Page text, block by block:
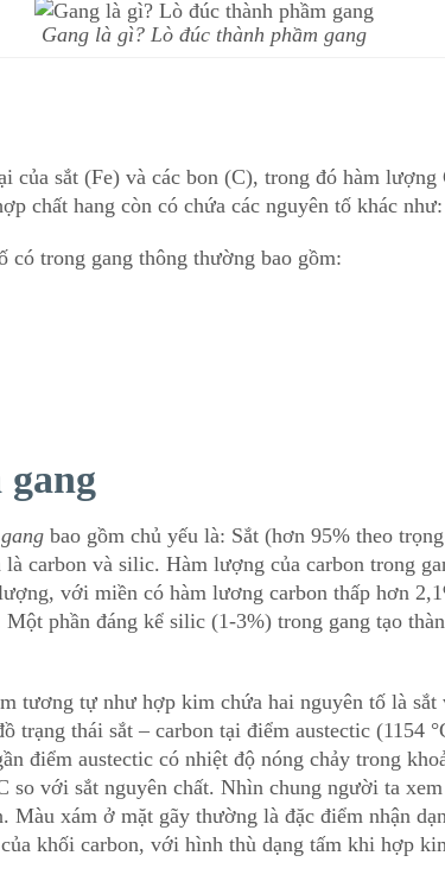
Gang là gì? Lò đúc thành phầm gang
của sắt (Fe) và các bon (C), trong đó hàm
chất hang còn có chứa các nguyên tố khác
có trong gang thông thường bao gồm:
gang bao gồm chủ yếu là: Sắt (hơn 95% theo
carbon và silic. Hàm lượng của carbon trong
với miền có hàm lương carbon thấp hơn
Một phần đáng kể silic (1-3%) trong gang tạo
tương tự như hợp kim chứa hai nguyên tố là sắt
trạng thái sắt – carbon tại điểm austectic (1154
điểm austectic có nhiệt độ nóng chảy trong
so với sắt nguyên chất. Nhìn chung người ta xem
xám ở mặt gãy thường là đặc điểm nhận
khối carbon, với hình thù dạng tấm khi hợp